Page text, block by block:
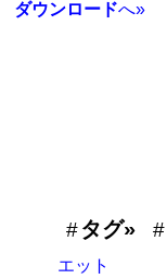
ダウンロードへ»
タグ»
エット